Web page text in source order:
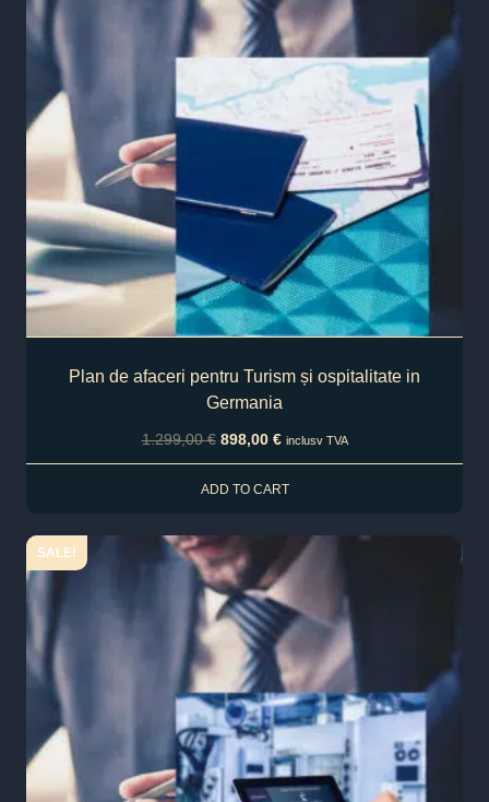
Plan de afaceri pentru Turism și ospitalitate in
Germania
1.299,00€ 898,00 € inclusv TVA
ADD TO CART
SALE!